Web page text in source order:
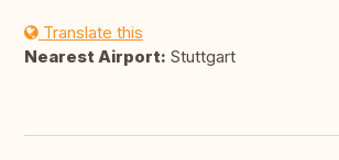
Translate this
Nearest Airport: Stuttgart